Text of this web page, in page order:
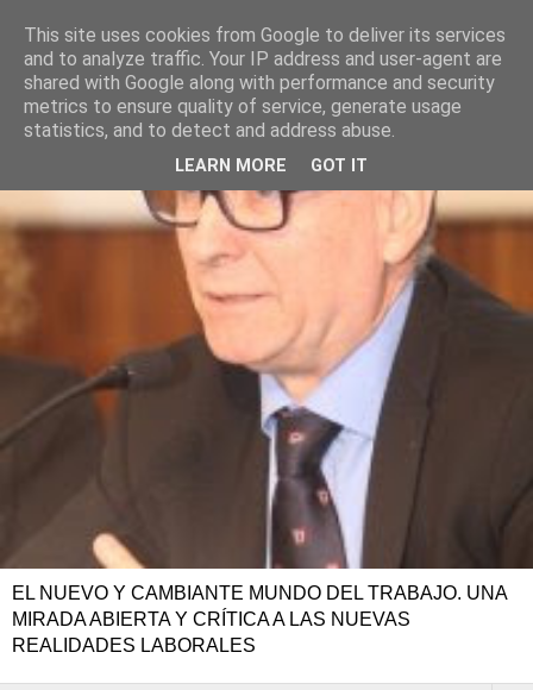
EL NUEVO Y CAMBIANTE MUNDO DEL TRABAJO. UNA
MIRADA ABIERTA Y CRÍTICA A LAS NUEVAS
REALIDADES LABORALES
This site uses cookies from Google to deliver its services
and to analyze traffic. Your IP address and user-agent are
shared with Google along with performance and security
metrics to ensure quality of service, generate usage
statistics, and to detect and address abuse.
LEARN MORE GOT IT